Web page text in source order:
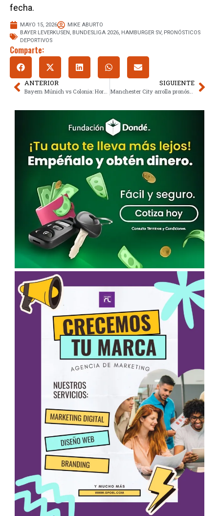
fecha.
MAYO 15, 2026
MIKE ABURTO
BAYER LEVERKUSEN , BUNDESLIGA 2026, HAMBURGER SV, PRONÓSTICOS
DEPORTIVOS
Comparte:
ANTERIOR
Bayern Múnich vs Colonia: Horario, canales y pronóstico de la Bundesliga
SIGUIENTE
Manchester City arrolla pronósticos frente a Chelsea en la final de FA Cup